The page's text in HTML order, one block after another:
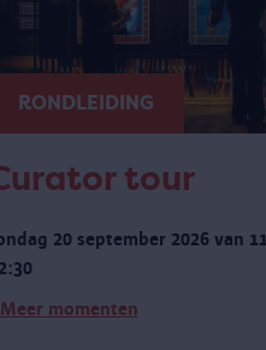
RONDLEIDING
tour
20 september 2026 van
Meer momenten